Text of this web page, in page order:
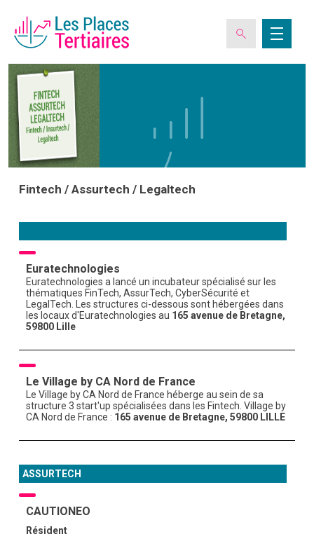
ESPACE ADHÉRENT
L’ASSOCIATION
EVÉNEMENTS
PUBLICATIONS
NOUS REJOINDRE
Fintech / Assurtech / Legaltech
Euratechnologies
Euratechnologies a lancé un incubateur spécialisé sur les
thématiques FinTech, AssurTech, CyberSécurité et
LegalTech. Les structures ci-dessous sont hébergées dans
les locaux d'Euratechnologies au 165 avenue de Bretagne,
59800 Lille
Le Village by CA Nord de France
Le Village by CA Nord de France héberge au sein de sa
structure 3 start'up spécialisées dans les Fintech. Village by
CA Nord de France : 165 avenue de Bretagne, 59800 LILLE
ASSURTECH
CAUTIONEO
Résident